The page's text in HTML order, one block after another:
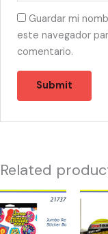
Guardar mi
este navegador
comentario.
Related
21737
-
JUMBO
21923
TAPE